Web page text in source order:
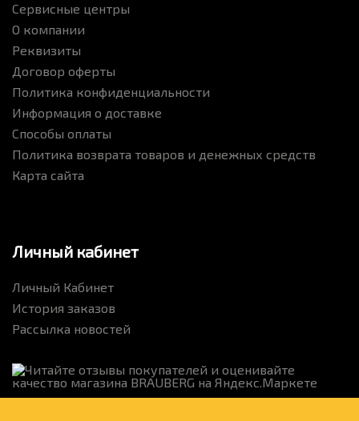
Сервисные центры
О компании
Реквизиты
Договор оферты
Политика конфиденциальности
Информация о доставке
Способы оплаты
Политика возврата товаров и денежных средств
Карта сайта
Личный кабинет
Личный Кабинет
История заказов
Рассылка новостей